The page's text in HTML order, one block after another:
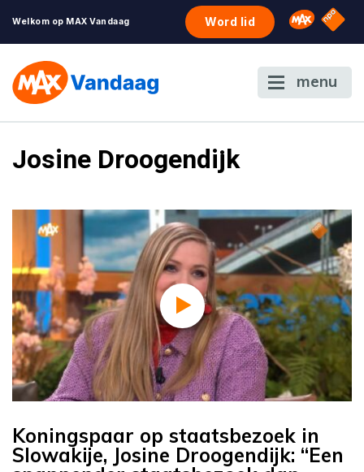
Welkom op MAX Vandaag Word lid Omroep
NPO
menu
Josine Droogendijk
Koningspaar op staatsbezoek in
Slowakije, Josine Droogendijk: “Een